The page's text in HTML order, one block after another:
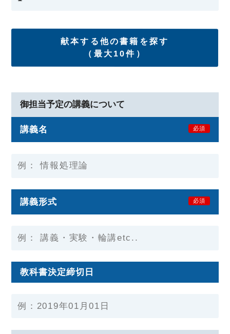
献本する他の書籍を探す
（最大10件）
御担当予定の講義について
講義名 必須
講義形式 必須
教科書決定締切日